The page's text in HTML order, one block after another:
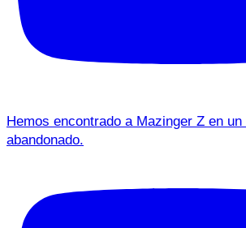
Hemos encontrado a Mazinger Z en un
abandonado.